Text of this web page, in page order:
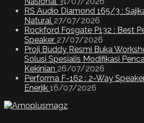
RS Audio Diamond 165/3 :
Natural 27/07/2026
Rockford Fosgate P132 : Best
Speaker 27/07/2026
Proji Buddy Resmi Buka
Solusi Spesialis Modifikasi
Kekinian 26/07/2026
Performa F-162 : 2-Way
Enerjik 16/07/2026